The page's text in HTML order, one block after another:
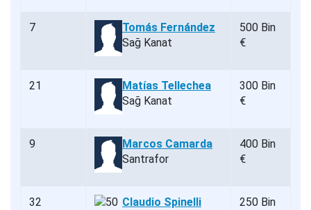
7
Tomás Fernández
Sağ Kanat
500 Bin
€
21
Matías Tellechea
Sağ Kanat
300 Bin
€
9
Marcos Camarda
Santrafor
400 Bin
€
32
Claudio Spinelli
250 Bin